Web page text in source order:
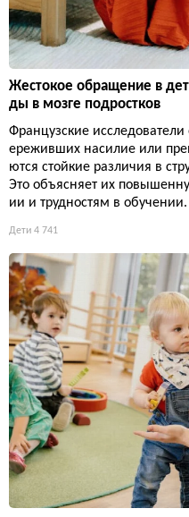
Жестокое обращение в
ды в мозге подростков
Французские
ереживших насилие или
ются стойкие различия в
Это объясняет их
ии и трудностям в обучении.
Дети 4 741